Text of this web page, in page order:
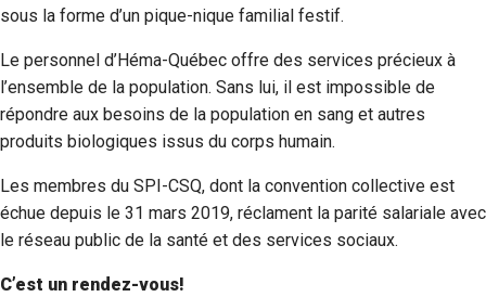
sous la forme d’un pique-nique familial festif.
Le personnel d’Héma-Québec offre des services précieux à
l’ensemble de la population. Sans lui, il est impossible de
répondre aux besoins de la population en sang et autres
produits biologiques issus du corps humain.
Les membres du SPI-CSQ, dont la convention collective est
échue depuis le 31 mars 2019, réclament la parité salariale avec
le réseau public de la santé et des services sociaux.
C’est un rendez-vous!